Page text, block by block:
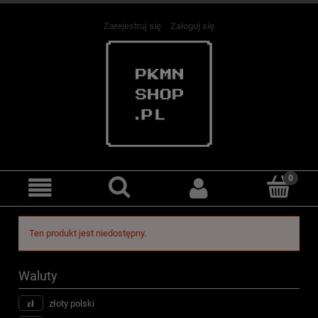
Zarejestruj się Zaloguj się
Ten produkt jest niedostępny.
Waluty
złoty polski